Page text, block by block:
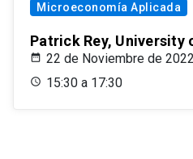
Microeconomía Aplicada
Patrick Rey, University
22 de Noviembre de 2022
15:30 a 17:30